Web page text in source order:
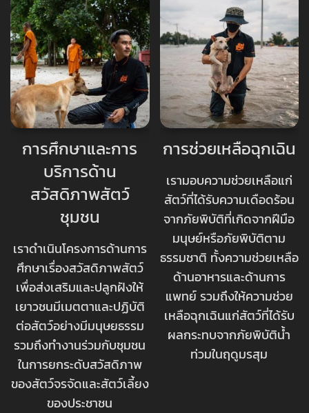
การศึกษาและการ
บริการด้าน
สวัสดิภาพสัตว์
ชุมชน
เราดำเนินโครงการด้านการ
ศึกษาเรื่องสวัสดิภาพสัตว์
เพื่อส่งเสริมและปลูกฝังให้
เยาวชนมีเมตตาและปฏิบัติ
ต่อสัตว์อย่างมีมนุษยธรรม
รวมถึงทำงานร่วมกับชุมชน
ในการยกระดับสวัสดิภาพ
ของสัตว์จรจัดและสัตว์เลี้ยง
ของประชาชน
การช่วยเหลือฉุกเฉิน
เรามอบความช่วยเหลือแก่
สัตว์ที่ได้รับความเดือดร้อน
จากภัยพิบัติที่เกิดจากฝีมือ
มนุษย์หรือภัยพิบัติตาม
ธรรมชาติ ทั้งความช่วยเหลือ
ด้านอาหารและด้านการ
แพทย์ รวมถึงให้ความช่วย
เหลือฉุกเฉินแก่สัตว์ที่ได้รับ
ผลกระทบจากภัยพิบัติน้ำ
ท่วมในฤดูมรสุม